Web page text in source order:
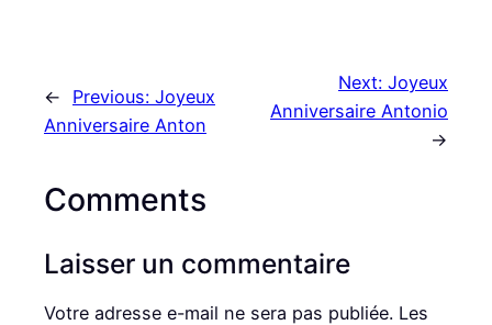
← Previous: Joyeux
Anniversaire Anton
Next: Joyeux
Anniversaire Antonio
→
Comments
Laisser un commentaire
Votre adresse e-mail ne sera pas publiée. Les